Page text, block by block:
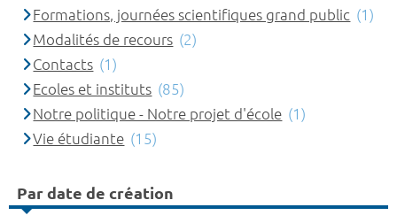
Formations, journées scientifiques grand public (1)
Modalités de recours (2)
Contacts (1)
Ecoles et instituts (85)
Notre politique - Notre projet d'école (1)
Vie étudiante (15)
Par date de création